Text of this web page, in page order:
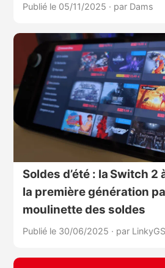
Publié le 05/11/2025 · par Dams
Soldes d’été : la Switch
la première génération
moulinette des soldes
Publié le 30/06/2025 · par